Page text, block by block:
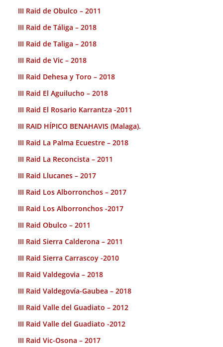
III Raid de Obulco – 2011
III Raid de Táliga – 2018
III Raid de Taliga – 2018
III Raid de Vic – 2018
III Raid Dehesa y Toro – 2018
III Raid El Aguilucho – 2018
III Raid El Rosario Karrantza -2011
III RAID HÍPICO BENAHAVIS (Malaga).
III Raid La Palma Ecuestre – 2018
III Raid La Reconcista – 2011
III Raid Llucanes – 2017
III Raid Los Alborronchos – 2017
III Raid Los Alborronchos -2017
III Raid Obulco – 2011
III Raid Sierra Calderona – 2011
III Raid Sierra Carrascoy -2010
III Raid Valdegovia – 2018
III Raid Valdegovía-Gaubea – 2018
III Raid Valle del Guadiato – 2012
III Raid Valle del Guadiato -2012
III Raid Vic-Osona – 2017